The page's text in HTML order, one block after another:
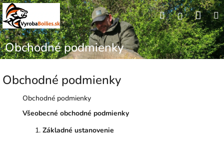
Prejsť
na
obsah
Hľadať
Obchodné podmienky
Obchodné podmienky
Obchodné podmienky
Všeobecné obchodné podmienky
Základné ustanovenie